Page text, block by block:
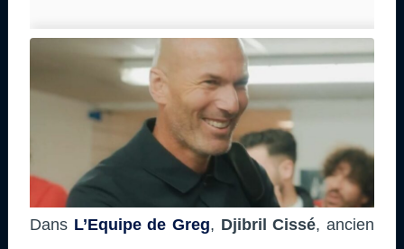
Dans L’Equipe de Greg, Djibril Cissé, ancien